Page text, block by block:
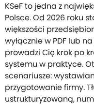
KSeF to jedna z
Polsce. Od 2026 roku
większości
wyłącznie w PDF lub
prowadzi Cię krok po
systemu w praktyce.
scenariusze:
przygotowanie firmy.
ustrukturyzowaną,